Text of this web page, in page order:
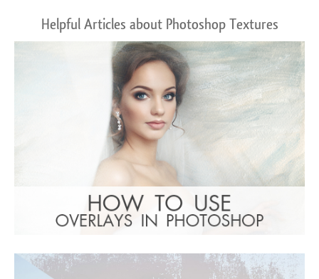
Helpful Articles about Photoshop Textures